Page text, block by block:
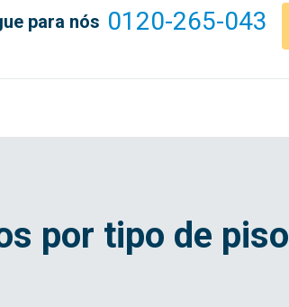
para nós 0120-265-043
por tipo de piso